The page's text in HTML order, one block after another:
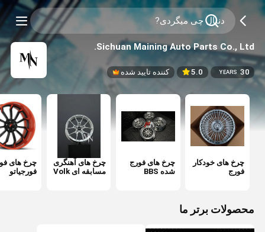
Sichuan Maining Auto Parts Co., Ltd.
30
YEARS
5.0 کننده تایید شده
چرخ های خودکار
فورج
چرخ های فورج
شده BBS
چرخ های آهنگری
مسابقه ای Volk
چرخ های
فورجیاتو
محصولات برتر ما